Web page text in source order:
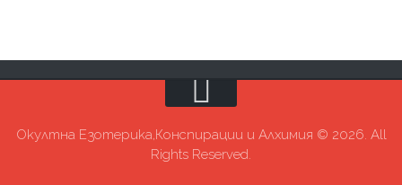
Окултна Езотерика,Конспирации и Алхимия © 2026. All
Rights Reserved.